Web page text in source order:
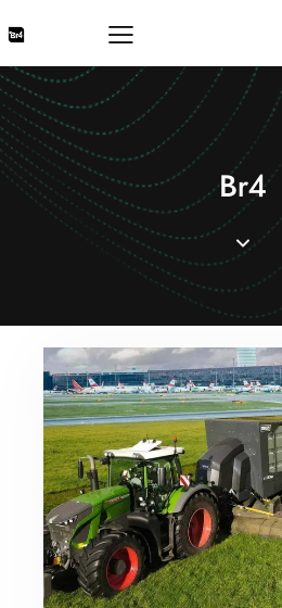
Br4
Home
Marcas
Segmentos
Blog
Contato
Promoções